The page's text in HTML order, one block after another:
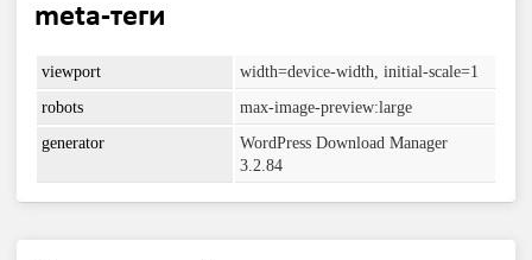
meta-теги
viewport
width=device-width, initial-scale=1
robots
max-image-preview:large
generator
WordPress Download Manager
3.2.84